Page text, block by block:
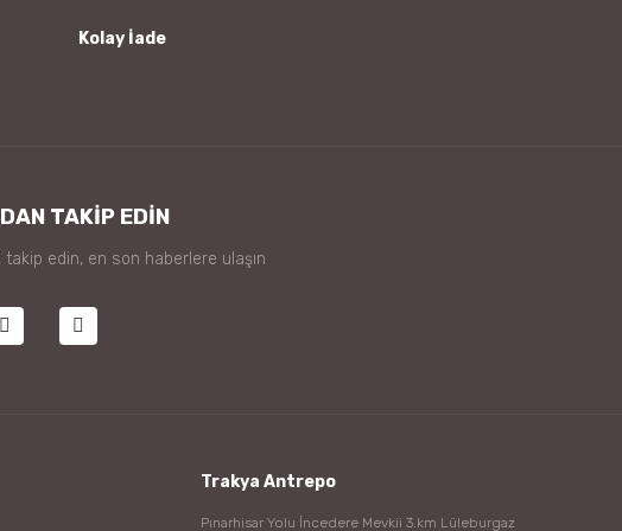
Kolay İade
TAKİP EDİN
edin, en son haberlere ulaşın
Trakya Antrepo
Pınarhisar Yolu İncedere Mevkii 3.km Lüleburgaz